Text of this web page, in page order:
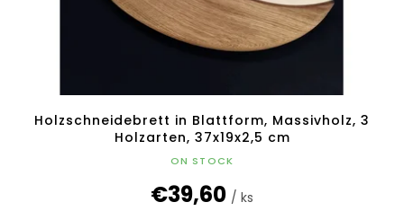
Holzschneidebrett in Blattform, Massivholz, 3
Holzarten, 37x19x2,5 cm
ON STOCK
€39,60 / ks